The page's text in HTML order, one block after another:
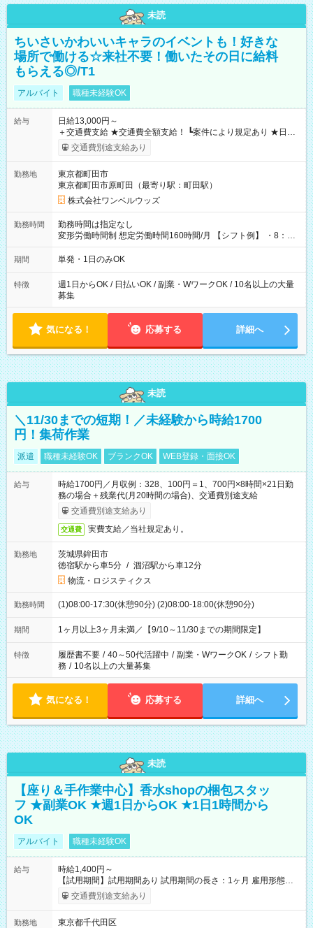
未読
ちいさいかわいいキャラのイベントも！好きな
場所で働ける☆来社不要！働いたその日に給料
もらえる◎/T1
アルバイト 職種未経験OK
給与
日給13,000円～
＋交通費支給 ★交通費全額支給！ ┗案件により規定あり ★日払
いOK！（規定あり） ┗働いたその日に現金GET♪ お仕事後はコ
ンビニATMから 日払い分を引き落とせます！ 【試用期間】試
交通費別途支給あり
勤務地
東京都町田市
東京都町田市原町田（最寄り駅：町田駅）
株式会社ワンベルウッズ
勤務時間
勤務時間は指定なし
変形労働時間制 想定労働時間160時間/月 【シフト例】 ・8：00
～21：00
期間 単発・1日のみOK
特徴
週1日からOK / 日払いOK / 副業・WワークOK / 10名以上の大量
募集
気になる！ 応募する 詳細へ
未読
＼11/30までの短期！／未経験から時給1700
円！集荷作業
派遣 職種未経験OK ブランクOK WEB登録・面接OK
給与
時給1700円／月収例：328、100円＝1、700円×8時間×21日勤
務の場合＋残業代(月20時間の場合)、交通費別途支給
交通費別途支給あり
交通費 実費支給／当社規定あり。
勤務地
茨城県鉾田市
徳宿駅から車5分 / 涸沼駅から車12分
物流・ロジスティクス
勤務時間 (1)08:00-17:30(休憩90分) (2)08:00-18:00(休憩90分)
期間 1ヶ月以上3ヶ月未満／【9/10～11/30までの期間限定】
特徴 履歴書不要 / 40～50代活躍中 / 副業・WワークOK / シフト勤
務 / 10名以上の大量募集
気になる！ 応募する 詳細へ
未読
【座り＆手作業中心】香水shopの梱包スタッ
フ ★副業OK ★週1日からOK ★1日1時間から
OK
アルバイト 職種未経験OK
給与
時給1,400円～
【試用期間】試用期間あり 試用期間の長さ：1ヶ月 雇用形態、
給与は本採用時と同じです。
交通費別途支給あり
勤務地
東京都千代田区